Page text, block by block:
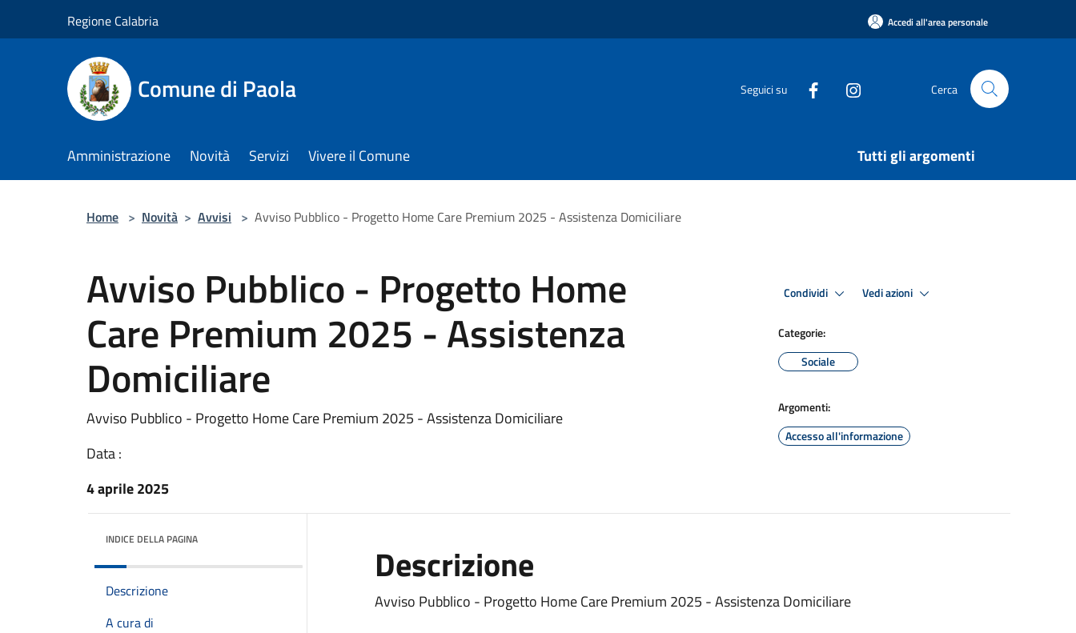
Regione Calabria Accedi all'area personale
Comune di Paola Seguici su Cerca
Amministrazione Novità Servizi Vivere il Comune Tutti gli argomenti
Home > Novità > Avvisi > Avviso Pubblico - Progetto Home Care Premium 2025 - Assistenza Domiciliare
Avviso Pubblico - Progetto Home
Care Premium 2025 - Assistenza
Domiciliare
Avviso Pubblico - Progetto Home Care Premium 2025 - Assistenza Domiciliare
Data :
4 aprile 2025
Condividi Vedi azioni
Categorie:
Sociale
Argomenti:
Accesso all'informazione
INDICE DELLA PAGINA
Descrizione
A cura di
Descrizione
Avviso Pubblico - Progetto Home Care Premium 2025 - Assistenza Domiciliare